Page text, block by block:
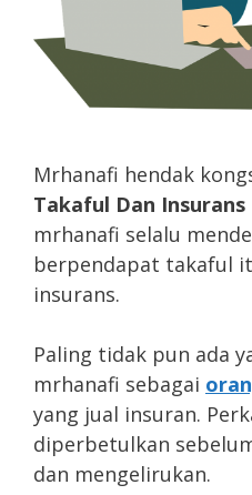
Mrhanafi hendak
Takaful Dan Insurans
mrhanafi selalu
berpendapat takaful
insurans.
Paling tidak pun ada
mrhanafi sebagai
yang jual insuran.
diperbetulkan
dan mengelirukan.